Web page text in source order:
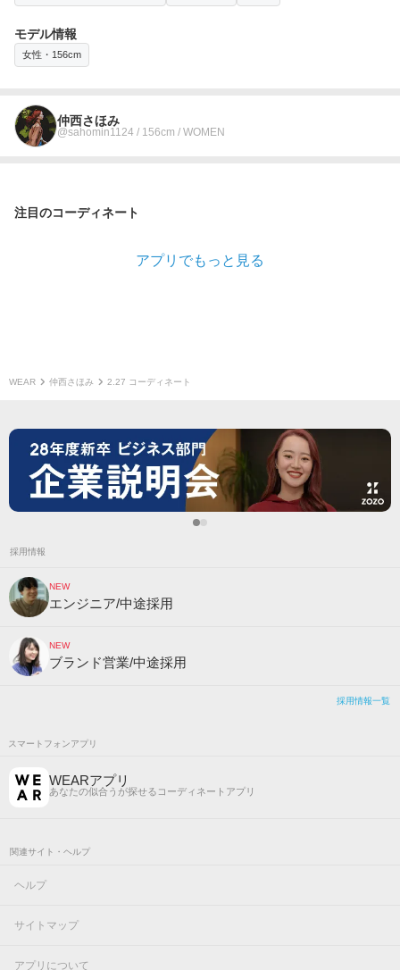
モデル情報
女性・156cm
仲西さほみ
@sahomin1124 / 156cm / WOMEN
注目のコーディネート
アプリでもっと見る
WEAR 仲西さほみ 2.27 コーディネート
採用情報
NEW
エンジニア/中途採用
NEW
ブランド営業/中途採用
採用情報一覧
スマートフォンアプリ
WEARアプリ
あなたの似合うが探せるコーディネートアプリ
関連サイト・ヘルプ
ヘルプ
サイトマップ
アプリについて